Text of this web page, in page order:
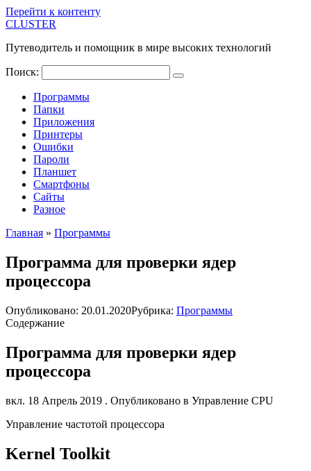
Перейти к контенту
CLUSTER
Путеводитель и помощник в мире высоких технологий
Поиск:
Программы
Папки
Приложения
Принтеры
Ошибки
Пароли
Планшет
Смартфоны
Сайты
Разное
Главная » Программы
Программа для проверки ядер
процессора
Опубликовано: 20.01.2020Рубрика: Программы
Содержание
Программа для проверки ядер
процессора
вкл. 18 Апрель 2019 . Опубликовано в Управление CPU
Управление частотой процессора
Kernel Toolkit